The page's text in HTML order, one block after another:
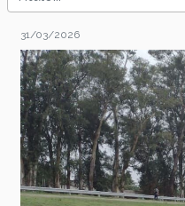
31/03/2026